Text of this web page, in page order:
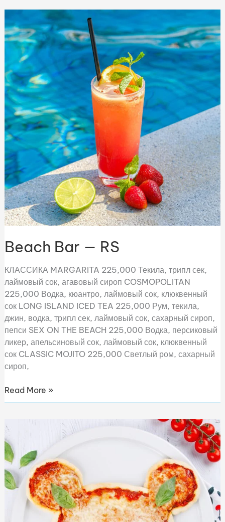
Beach Bar — RS
КЛАССИКА MARGARITA 225,000 Текила, трипл сек,
лаймовый сок, агавовый сироп COSMOPOLITAN
225,000 Водка, кюантро, лаймовый сок, клюквенный
сок LONG ISLAND ICED TEA 225,000 Рум, текила,
джин, водка, трипл сек, лаймовый сок, сахарный сироп,
пепси SEX ON THE BEACH 225,000 Водка, персиковый
ликер, апельсиновый сок, лаймовый сок, клюквенный
сок CLASSIC MOJITO 225,000 Светлый ром, сахарный
сироп,
Bar
—
Read More »
Kid’s
Menu
—
RS